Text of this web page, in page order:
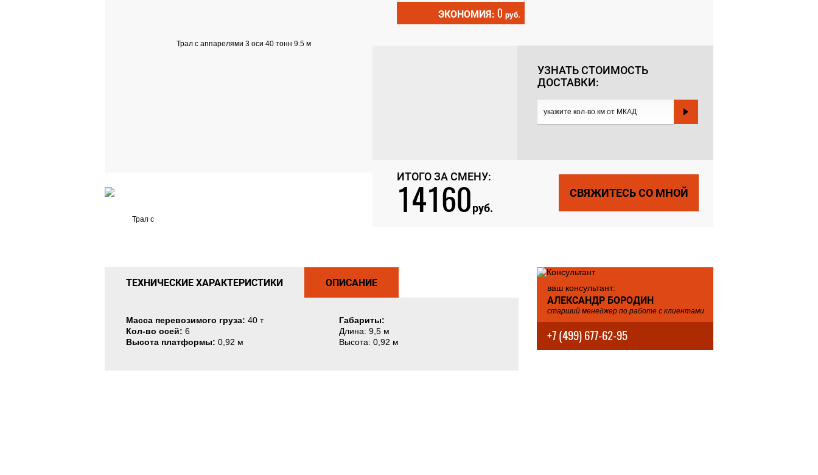
ЭКОНОМИЯ: 0 руб.
УЗНАТЬ СТОИМОСТЬ
ДОСТАВКИ:
ИТОГО ЗА СМЕНУ:
14160руб.
СВЯЖИТЕСЬ СО МНОЙ
ТЕХНИЧЕСКИЕ ХАРАКТЕРИСТИКИ ОПИСАНИЕ
Масса перевозимого груза: 40 т
Кол-во осей: 6
Высота платформы: 0,92 м
Габариты:
Длина: 9,5 м
Высота: 0,92 м
ваш консультант:
АЛЕКСАНДР БОРОДИН
старший менеджер по работе с клиентами
+7 (499) 677-62-95